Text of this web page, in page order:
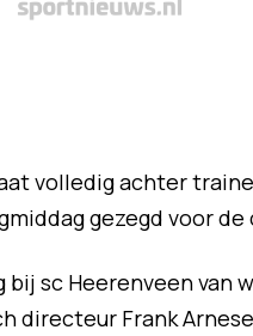
volledig achter
gezegd voor de
sc Heerenveen van
directeur Frank